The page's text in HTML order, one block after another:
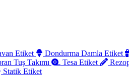
Etiket Dondurma Damla Etiket
Tuş Takımı Tesa Etiket
Statik Etiket